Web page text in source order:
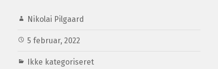
Nikolai Pilgaard
5 februar, 2022
Ikke kategoriseret